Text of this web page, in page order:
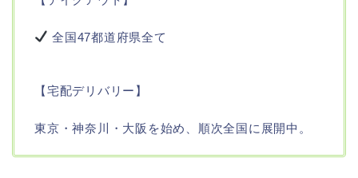
全国47都道府県全て
【宅配デリバリー】
東京・神奈川・大阪を始め、順次全国に展開中。